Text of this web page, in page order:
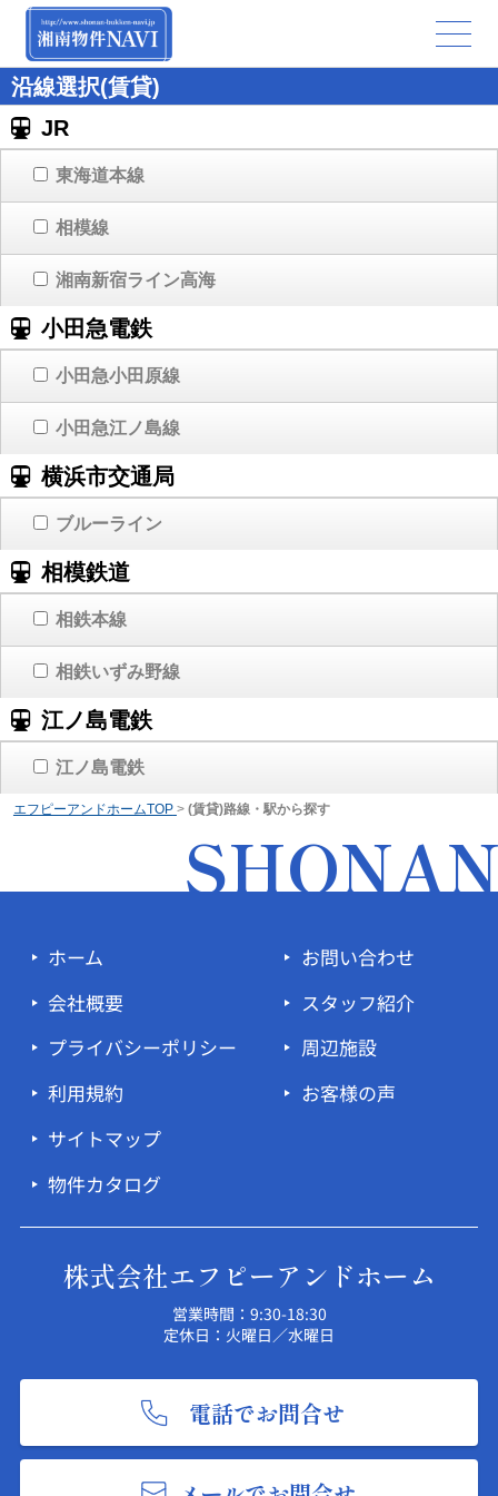
沿線選択(賃貸)
JR
東海道本線
相模線
湘南新宿ライン高海
小田急電鉄
小田急小田原線
小田急江ノ島線
横浜市交通局
ブルーライン
相模鉄道
相鉄本線
相鉄いずみ野線
江ノ島電鉄
江ノ島電鉄
エフピーアンドホームTOP > (賃貸)路線・駅から探す
ホーム
会社概要
プライバシーポリシー
利用規約
サイトマップ
物件カタログ
お問い合わせ
スタッフ紹介
周辺施設
お客様の声
株式会社エフピーアンドホーム
営業時間：9:30-18:30
定休日：火曜日／水曜日
電話でお問合せ